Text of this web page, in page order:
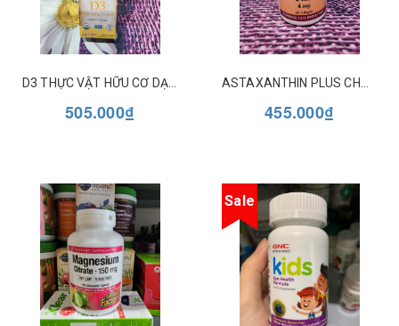
D3 THỰC VẬT HỮU CƠ DẠNG XỊT VỊ VANILLA MYKIND ORGANICS
505.000₫ 455.000₫
Sale